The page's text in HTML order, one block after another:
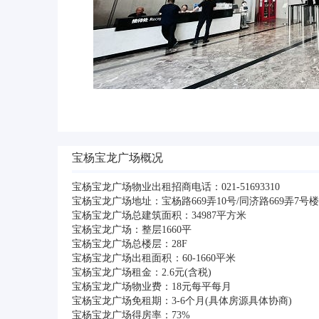
宝杨宝龙广场概况
宝杨宝龙广场物业出租招商电话：021-51693310
宝杨宝龙广场地址：宝杨路669弄10号/同济路669弄7号楼
宝杨宝龙广场总建筑面积：34987平方米
宝杨宝龙广场：整层1660平
宝杨宝龙广场总楼层：28F
宝杨宝龙广场出租面积 ：60-1660平米
宝杨宝龙广场租金：2.6元(含税)
宝杨宝龙广场物业费：18元每平每月
宝杨宝龙广场免租期：3-6个月(具体房源具体协商)
宝杨宝龙广场得房率：73%